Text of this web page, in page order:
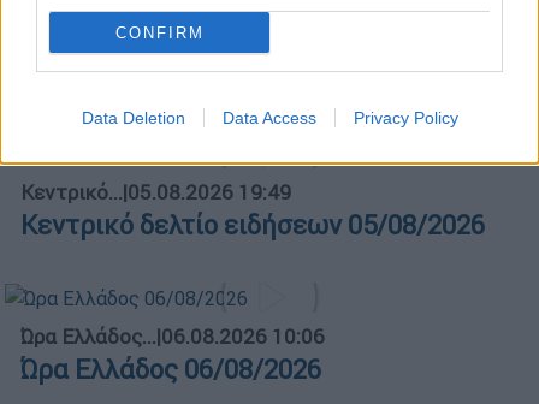
CONFIRM
Data Deletion Data Access Privacy Policy
ΑΠΟΣΠΑΣΜΑΤΑ...|06.08.2026 18:49
Φωτιά στη Σκύρο: Τεράστιες φλόγες και
ολονύχτια μάχη
Κεντρικό...|05.08.2026 19:49
Κεντρικό δελτίο ειδήσεων 05/08/2026
Ώρα Ελλάδος...|06.08.2026 10:06
Ώρα Ελλάδος 06/08/2026